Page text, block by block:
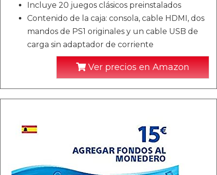
Incluye 20 juegos clásicos preinstalados
Contenido de la caja: consola, cable HDMI, dos
mandos de PS1 originales y un cable USB de
carga sin adaptador de corriente
Ver precios en Amazon